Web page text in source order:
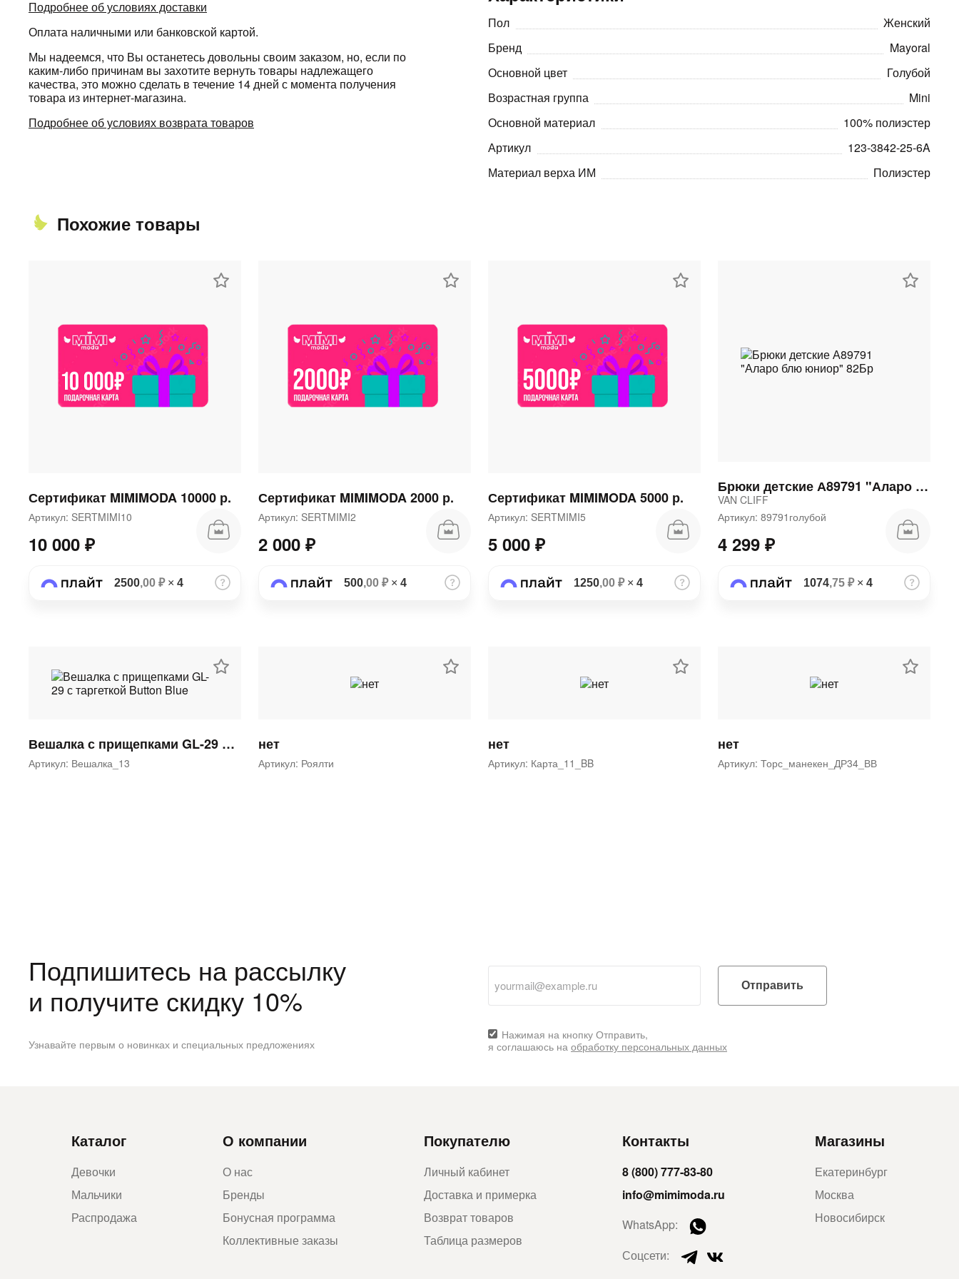
Подробнее об условиях доставки
Оплата наличными или банковской картой.
Мы надеемся, что Вы останетесь довольны своим заказом, но, если по
каким-либо причинам вы захотите вернуть товары надлежащего
качества, это можно сделать в течение 14 дней с момента получения
товара из интернет-магазина.
Подробнее об условиях возврата товаров
Пол
Женский
Бренд
Mayoral
Основной цвет
Голубой
Возрастная группа
Mini
Основной материал
100% полиэстер
Артикул
123-3842-25-6A
Материал верха ИМ
Полиэстер
Похожие товары
Сертификат MIMIMODA 10000 р.
Артикул: SERTMIMI10
10 000 ₽
2500,00 ₽× 4
Сертификат MIMIMODA 2000 р.
Артикул: SERTMIMI2
2 000 ₽
500,00 ₽× 4
Сертификат MIMIMODA 5000 р.
Артикул: SERTMIMI5
5 000 ₽
1250,00 ₽× 4
Брюки детские А89791 "Аларо блю юниор" 82Бр
VAN CLIFF
Артикул: 89791голубой
4 299 ₽
1074,75 ₽× 4
Вешалка с прищепками GL-29 с таргеткой Button Blue
Артикул: Вешалка_13
нет
Артикул: Роялти
нет
Артикул: Карта_11_BB
нет
Артикул: Торс_манекен_ДР34_ВВ
Подпишитесь на рассылку
и получите скидку 10%
Узнавайте первым о новинках и специальных предложениях
Отправить
Нажимая на кнопку Отправить,
я соглашаюсь на обработку персональных данных
Каталог
Девочки
Мальчики
Распродажа
О компании
О нас
Бренды
Бонусная программа
Коллективные заказы
Покупателю
Личный кабинет
Доставка и примерка
Возврат товаров
Таблица размеров
Контакты
8 (800) 777-83-80
info@mimimoda.ru
WhatsApp:
Соцсети:
Магазины
Екатеринбург
Москва
Новосибирск
списываться
каждые 2 недели
об оплате Плайтом
plait.ru